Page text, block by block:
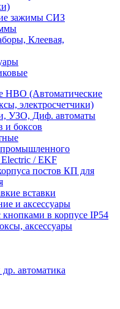
зажимы СИЗ
Клеевая,
НВО (Автоматические
электросчетчики)
УЗО, Диф. автоматы
и боксов
промышленного
/ EKF
постов КП для
вставки
и аксессуары
в корпусе IP54
аксессуары
автоматика